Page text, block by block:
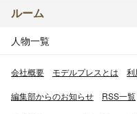
ルーム
人物一覧
会社概要 モデルプレスとは 利
編集部からのお知らせ RSS一覧